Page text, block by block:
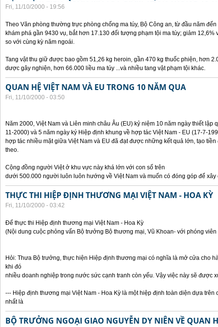
Fri, 11/10/2000 - 19:56
Theo Văn phòng thường trực phòng chống ma túy, Bộ Công an, từ đầu năm
khám phá gần 9430 vụ, bắt hơn 17.130 đối tượng phạm tội ma túy; giảm 12,6%
so với cùng kỳ năm ngoái.
Tang vật thu giữ được bao gồm 51,26 kg heroin, gần 470 kg thuốc phiện, hơn
dược gây nghiện, hơn 66.000 liều ma túy ...và nhiều tang vật phạm tội khác.
QUAN HỆ VIỆT NAM VÀ EU TRONG 10 NĂM QUA
Fri, 11/10/2000 - 03:50
Năm 2000, Việt Nam và Liên minh châu Âu (EU) kỷ niệm 10 năm ngày thiết lập
11-2000) và 5 năm ngày ký Hiệp định khung về hợp tác Việt Nam - EU (17-7-
hợp tác nhiều mặt giữa Việt Nam và EU đã đạt được những kết quả lớn, tạo
theo.
Cộng đồng người Việt ở khu vực này khá lớn với con số trên
dưới 500.000 người luôn luôn hướng về Việt Nam và muốn có đóng góp để
THỰC THI HIỆP ĐỊNH THƯƠNG MẠI VIỆT NAM - HOA KỲ
Fri, 11/10/2000 - 03:42
Để thực thi Hiệp định thương mại Việt Nam - Hoa Kỳ
(Nội dung cuộc phỏng vấn Bộ trưởng Bộ thương mại, Vũ Khoan- với phóng
Hỏi: Thưa Bộ trưởng, thực hiện Hiệp định thương mại có nghĩa là mở cửa cho
khi đó
nhiều doanh nghiệp trong nước sức cạnh tranh còn yếu. Vậy việc này sẽ được
--- Hiệp định thương mại Việt Nam - Hoa Kỳ là một hiệp định toàn diện dựa trên
nhất là
BỘ TRƯỞNG NGOẠI GIAO NGUYỄN DY NIÊN VỀ QUAN